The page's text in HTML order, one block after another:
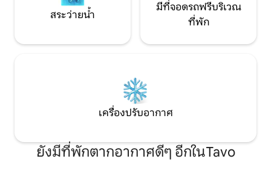
สระว่ายน้ำ
มีที่จอดรถฟรีบริเวณ
ที่พัก
เครื่องปรับอากาศ
ยังมีที่พักตากอากาศดีๆ อีกในTavo